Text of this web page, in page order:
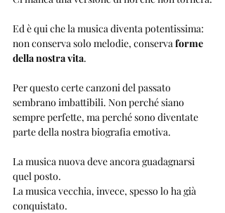
Ed è qui che la musica diventa potentissima:
non conserva solo melodie, conserva forme
della nostra vita.
Per questo certe canzoni del passato
sembrano imbattibili. Non perché siano
sempre perfette, ma perché sono diventate
parte della nostra biografia emotiva.
La musica nuova deve ancora guadagnarsi
quel posto.
La musica vecchia, invece, spesso lo ha già
conquistato.